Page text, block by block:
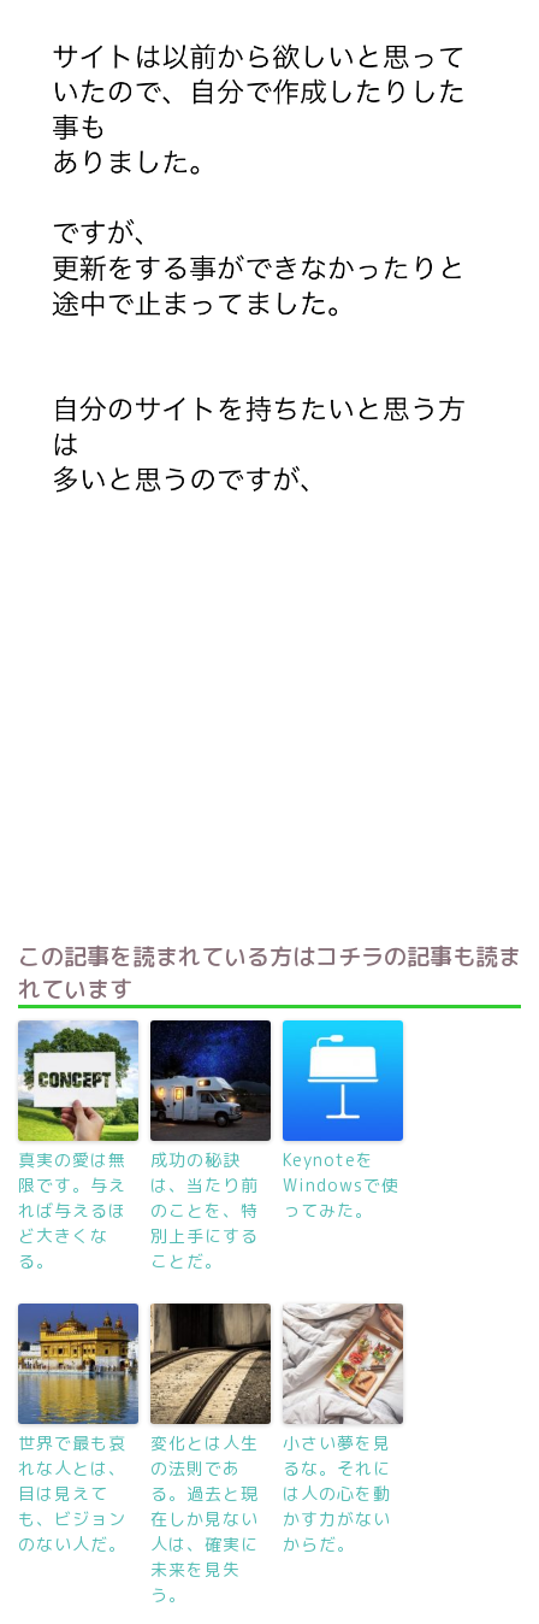
この記事を読まれている方はコチラの記事も読ま
れています
真実の愛は無
限です。与え
れば与えるほ
ど大きくな
る。
成功の秘訣
は、当たり前
のことを、特
別上手にする
ことだ。
Keynoteを
Windowsで使
ってみた。
世界で最も哀
れな人とは、
目は見えて
も、ビジョン
のない人だ。
変化とは人生
の法則であ
る。過去と現
在しか見ない
人は、確実に
未来を見失
う。
小さい夢を見
るな。それに
は人の心を動
かす力がない
からだ。